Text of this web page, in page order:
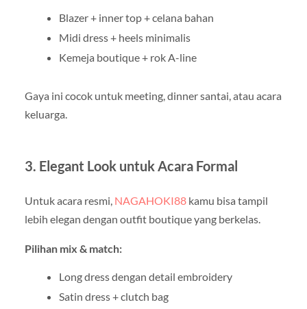
Blazer + inner top + celana bahan
Midi dress + heels minimalis
Kemeja boutique + rok A-line
Gaya ini cocok untuk meeting, dinner santai, atau acara
keluarga.
3. Elegant Look untuk Acara Formal
Untuk acara resmi, NAGAHOKI88kamu bisa tampil
lebih elegan dengan outfit boutique yang berkelas.
Pilihan mix & match:
Long dress dengan detail embroidery
Satin dress + clutch bag